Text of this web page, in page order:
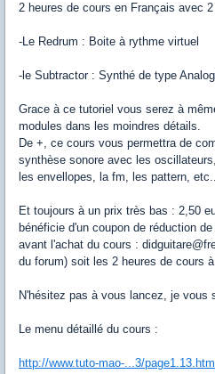
2 heures de cours en Français avec
-Le Redrum : Boite à rythme virtuel
-le Subtractor : Synthé de type
Grace à ce tutoriel vous serez à
modules dans les moindres détails.
De +, ce cours vous permettra de
synthèse sonore avec les
les envellopes, la fm, les pattern,
Et toujours à un prix très bas : 2,50
bénéficie d'un coupon de réduction
avant l'achat du cours :
du forum) soit les 2 heures de cours
N'hésitez pas à vous lancez, je vous
Le menu détaillé du cours :
http://www.tuto-mao-...3/